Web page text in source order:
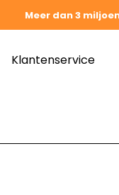
Meer dan 3
Klantenservice